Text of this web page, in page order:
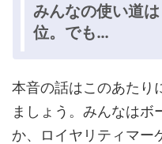
みんなの使い道
位。でも…
本音の話はこのあたり
ましょう。みんなはボ
か、ロイヤリティマー